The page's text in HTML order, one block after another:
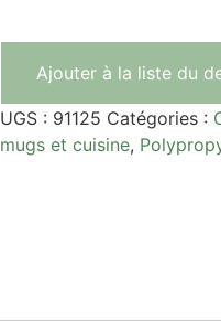
Ajouter à la liste du
UGS : 91125 Catégories :
mugs et cuisine,